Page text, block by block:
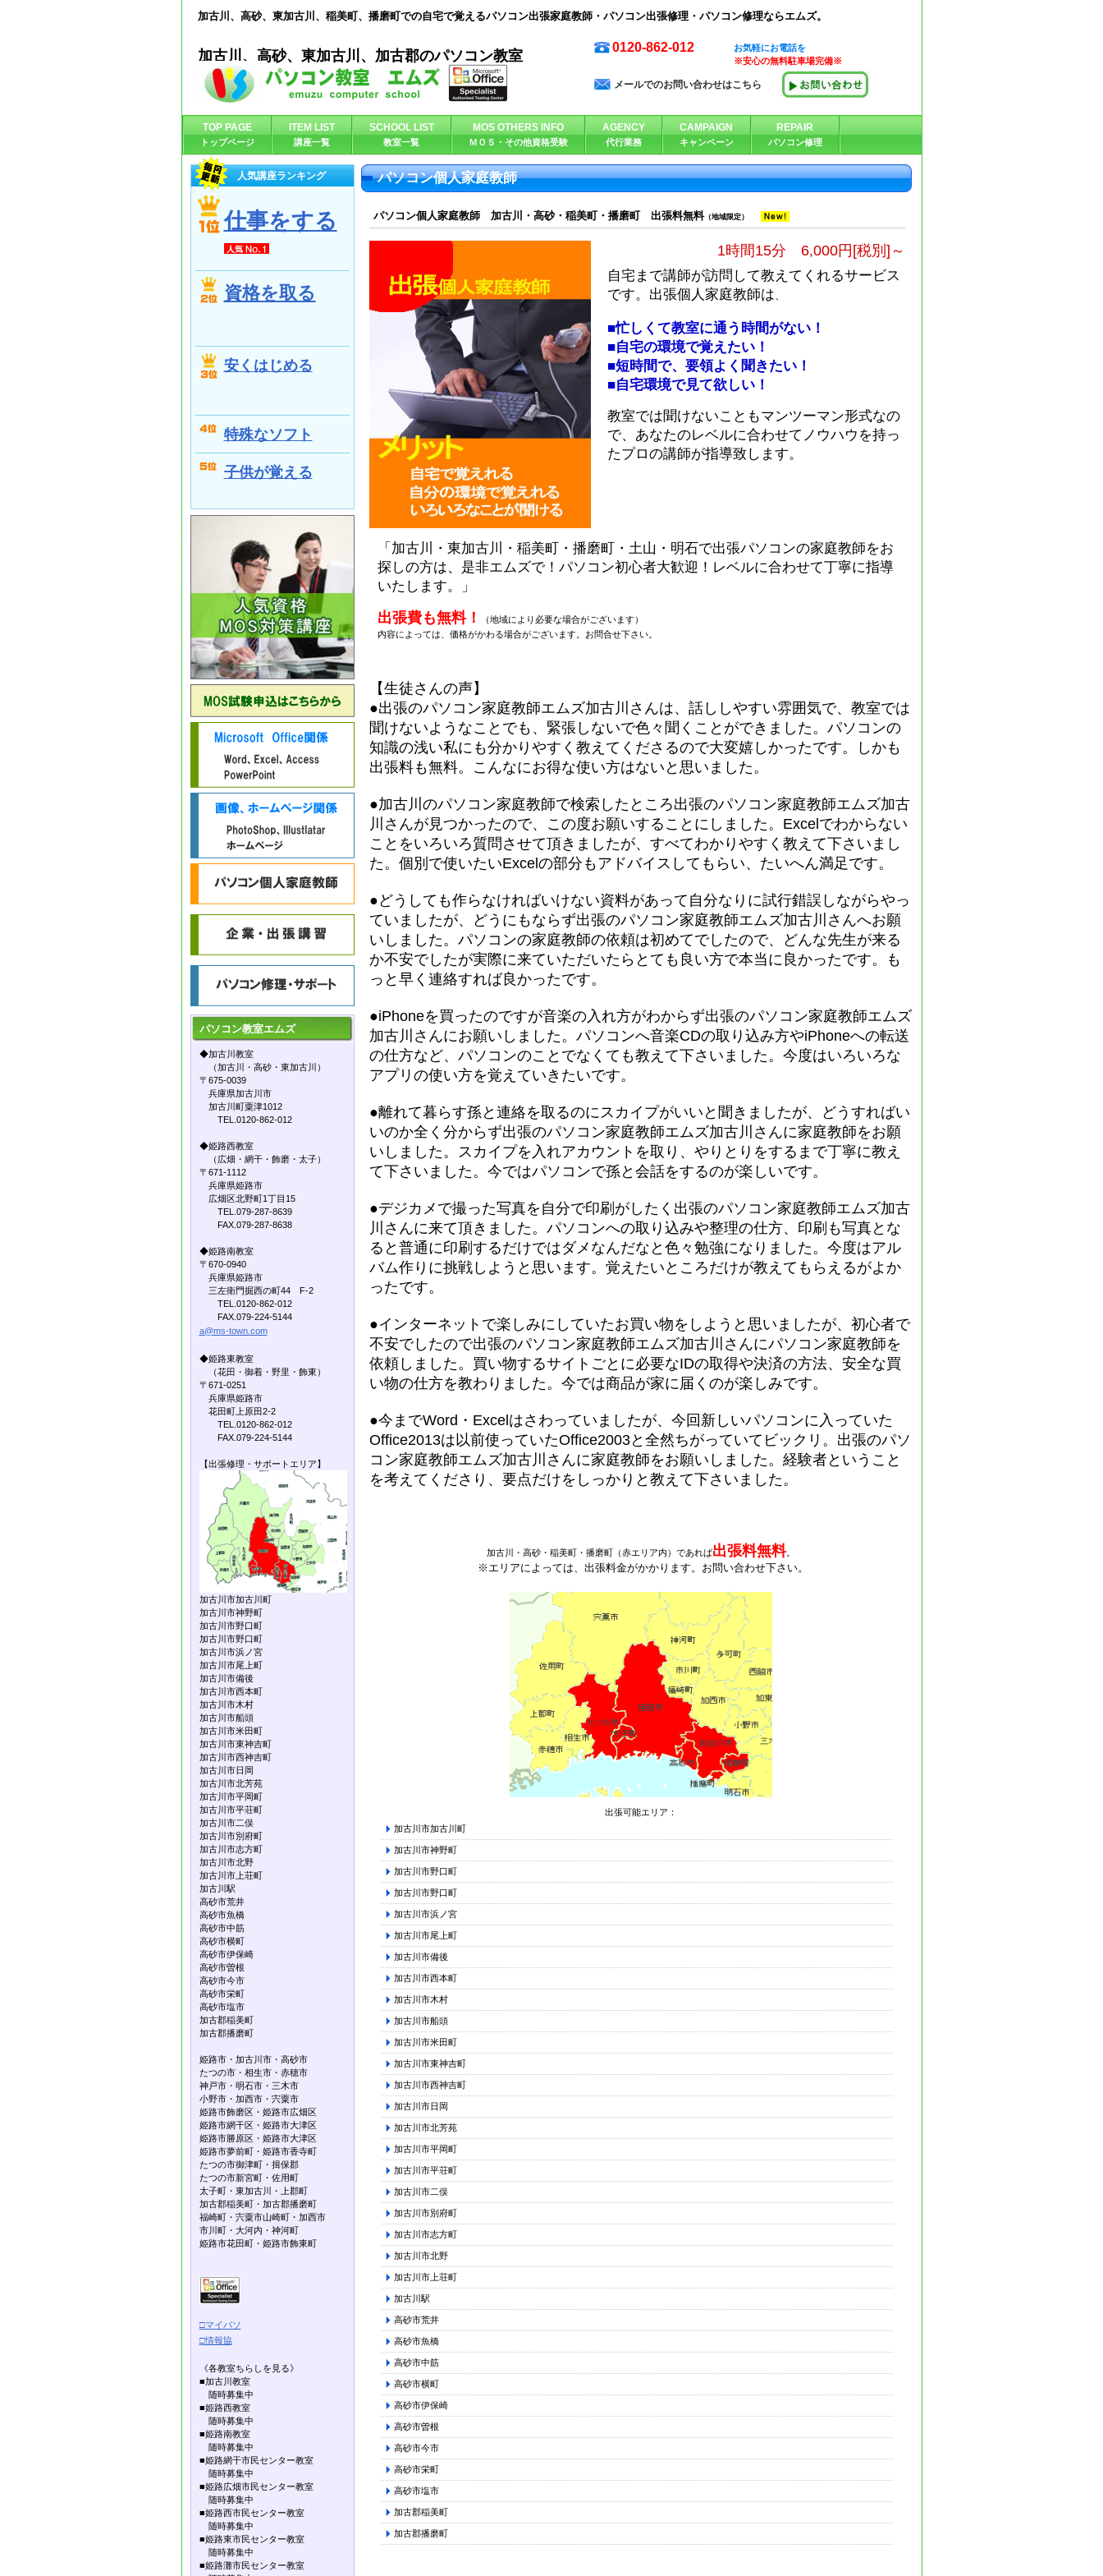
加古川、高砂、東加古川、稲美町、播磨町での自宅で覚えるパソコン出張家庭教師・パソコン出張修理・パソコン修理ならエムズ。
加古川、高砂、東加古川、加古郡のパソコン教室
0120-862-012
お気軽にお電話を
※安心の無料駐車場完備※
メールでのお問い合わせはこちら
パソコン個人家庭教師
パソコン個人家庭教師 加古川・高砂・稲美町・播磨町 出張料無料（地域限定）
1時間15分 6,000円[税別]～
自宅まで講師が訪問して教えてくれるサービス
です。出張個人家庭教師は
■忙しくて教室に通う時間がない！
■自宅の環境で覚えたい！
■短時間で、要領よく聞きたい！
■自宅環境で見て欲しい！
教室では聞けないこともマンツーマン形式なの
で、あなたのレベルに合わせてノウハウを持っ
たプロの講師が指導致します。
「加古川・東加古川・稲美町・播磨町・土山・明石で出張パソコンの家庭教師をお
探しの方は、是非エムズで！パソコン初心者大歓迎！レベルに合わせて丁寧に指導
いたします。」
出張費も無料！
（地域により必要な場合がございます）
内容によっては、価格がかわる場合がございます。お問合せ下さい。
【生徒さんの声】
●出張のパソコン家庭教師エムズ加古川さんは、話ししやすい雰囲気で、教室では
聞けないようなことでも、緊張しないで色々聞くことができました。パソコンの
知識の浅い私にも分かりやすく教えてくださるので大変嬉しかったです。しかも
出張料も無料。こんなにお得な使い方はないと思いました。
●加古川のパソコン家庭教師で検索したところ出張のパソコン家庭教師エムズ加古
川さんが見つかったので、この度お願いすることにしました。Excelでわからない
ことをいろいろ質問させて頂きましたが、すべてわかりやすく教えて下さいまし
た。個別で使いたいExcelの部分もアドバイスしてもらい、たいへん満足です。
●どうしても作らなければいけない資料があって自分なりに試行錯誤しながらやっ
ていましたが、どうにもならず出張のパソコン家庭教師エムズ加古川さんへお願
いしました。パソコンの家庭教師の依頼は初めてでしたので、どんな先生が来る
か不安でしたが実際に来ていただいたらとても良い方で本当に良かったです。も
っと早く連絡すれば良かったです。
●iPhoneを買ったのですが音楽の入れ方がわからず出張のパソコン家庭教師エムズ
加古川さんにお願いしました。パソコンへ音楽CDの取り込み方やiPhoneへの転送
の仕方など、パソコンのことでなくても教えて下さいました。今度はいろいろな
アプリの使い方を覚えていきたいです。
●離れて暮らす孫と連絡を取るのにスカイプがいいと聞きましたが、どうすればい
いのか全く分からず出張のパソコン家庭教師エムズ加古川さんに家庭教師をお願
いしました。スカイプを入れアカウントを取り、やりとりをするまで丁寧に教え
て下さいました。今ではパソコンで孫と会話をするのが楽しいです。
●デジカメで撮った写真を自分で印刷がしたく出張のパソコン家庭教師エムズ加古
川さんに来て頂きました。パソコンへの取り込みや整理の仕方、印刷も写真とな
ると普通に印刷するだけではダメなんだなと色々勉強になりました。今度はアル
バム作りに挑戦しようと思います。覚えたいところだけが教えてもらえるがよか
ったです。
●インターネットで楽しみにしていたお買い物をしようと思いましたが、初心者で
不安でしたので出張のパソコン家庭教師エムズ加古川さんにパソコン家庭教師を
依頼しました。買い物するサイトごとに必要なIDの取得や決済の方法、安全な買
い物の仕方を教わりました。今では商品が家に届くのが楽しみです。
●今までWord・Excelはさわっていましたが、今回新しいパソコンに入っていた
Office2013は以前使っていたOffice2003と全然ちがっていてビックリ。出張のパソ
コン家庭教師エムズ加古川さんに家庭教師をお願いしました。経験者ということ
を考えてくださり、要点だけをしっかりと教えて下さいました。
加古川・高砂・稲美町・播磨町（赤エリア内）であれば出張料無料。
※エリアによっては、出張料金がかかります。お問い合わせ下さい。
出張可能エリア：
加古川市加古川町
加古川市神野町
加古川市野口町
加古川市野口町
加古川市浜ノ宮
加古川市尾上町
加古川市備後
加古川市西本町
加古川市木村
加古川市船頭
加古川市米田町
加古川市東神吉町
加古川市西神吉町
加古川市日岡
加古川市北芳苑
加古川市平岡町
加古川市平荘町
加古川市二俣
加古川市別府町
加古川市志方町
加古川市北野
加古川市上荘町
加古川駅
高砂市荒井
高砂市魚橋
高砂市中筋
高砂市横町
高砂市伊保崎
高砂市曽根
高砂市今市
高砂市栄町
高砂市塩市
加古郡稲美町
加古郡播磨町
TOP PAGE
トップページ
ITEM LIST
講座一覧
SCHOOL LIST
教室一覧
MOS OTHERS INFO
ＭＯＳ・その他資格受験
AGENCY
代行業務
CAMPAIGN
キャンペーン
REPAIR
パソコン修理
人気講座ランキング
仕事をする
資格を取る
安くはじめる
特殊なソフト
子供が覚える
パソコン教室エムズ
◆加古川教室
（加古川・高砂・東加古川）
〒675-0039
兵庫県加古川市
加古川町粟津1012
TEL.0120-862-012
◆姫路西教室
（広畑・網干・飾磨・太子）
〒671-1112
兵庫県姫路市
広畑区北野町1丁目15
TEL.079-287-8639
FAX.079-287-8638
◆姫路南教室
〒670-0940
兵庫県姫路市
三左衛門掘西の町44 F-2
TEL.0120-862-012
FAX.079-224-5144
a@ms-town.com
◆姫路東教室
（花田・御着・野里・飾東）
〒671-0251
兵庫県姫路市
花田町上原田2-2
TEL.0120-862-012
FAX.079-224-5144
【出張修理・サポートエリア】
加古川市加古川町
加古川市神野町
加古川市野口町
加古川市野口町
加古川市浜ノ宮
加古川市尾上町
加古川市備後
加古川市西本町
加古川市木村
加古川市船頭
加古川市米田町
加古川市東神吉町
加古川市西神吉町
加古川市日岡
加古川市北芳苑
加古川市平岡町
加古川市平荘町
加古川市二俣
加古川市別府町
加古川市志方町
加古川市北野
加古川市上荘町
加古川駅
高砂市荒井
高砂市魚橋
高砂市中筋
高砂市横町
高砂市伊保崎
高砂市曽根
高砂市今市
高砂市栄町
高砂市塩市
加古郡稲美町
加古郡播磨町
姫路市・加古川市・高砂市
たつの市・相生市・赤穂市
神戸市・明石市・三木市
小野市・加西市・宍粟市
姫路市飾磨区・姫路市広畑区
姫路市網干区・姫路市大津区
姫路市勝原区・姫路市大津区
姫路市夢前町・姫路市香寺町
たつの市御津町・揖保郡
たつの市新宮町・佐用町
太子町・東加古川・上郡町
加古郡稲美町・加古郡播磨町
福崎町・宍粟市山崎町・加西市
市川町・大河内・神河町
姫路市花田町・姫路市飾東町
□マイパソ
□情報協
《各教室ちらしを見る》
■加古川教室
随時募集中
■姫路西教室
随時募集中
■姫路南教室
随時募集中
■姫路網干市民センター教室
随時募集中
■姫路広畑市民センター教室
随時募集中
■姫路西市民センター教室
随時募集中
■姫路東市民センター教室
随時募集中
■姫路灘市民センター教室